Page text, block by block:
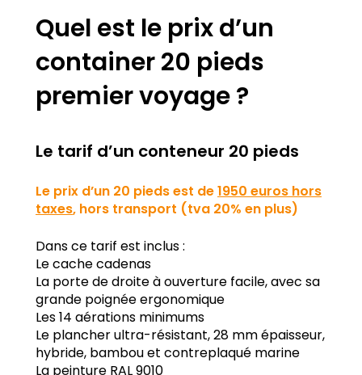
Quel est le prix d’un
container 20 pieds
premier voyage ?
Le tarif d’un conteneur 20 pieds
Le prix d’un 20 pieds est de1950 euros hors
taxes, hors transport (tva 20% en plus)
Dans ce tarif est inclus :
Le cache cadenas
La porte de droite à ouverture facile, avec sa
grande poignée ergonomique
Les 14 aérations minimums
Le plancher ultra-résistant, 28 mm épaisseur,
hybride, bambou et contreplaqué marine